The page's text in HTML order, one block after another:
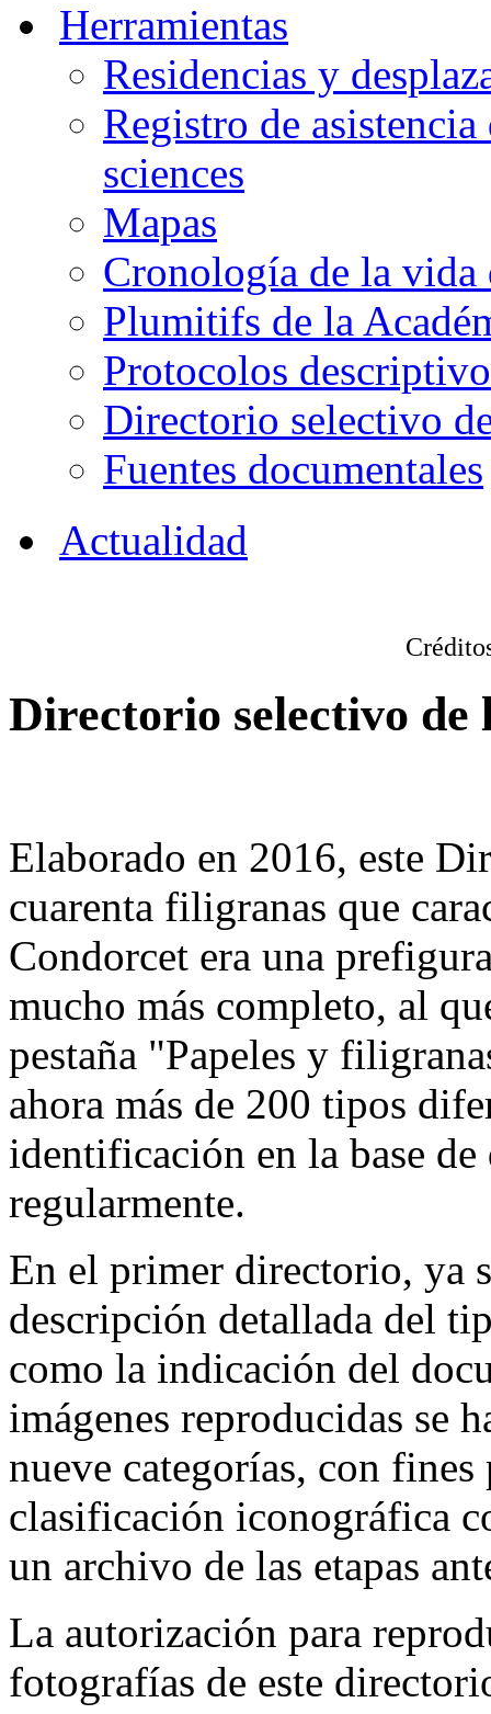
Herramientas
Residencias y
Registro de
sciences
Mapas
Cronología de la vida
Plumitifs de la
Protocolos
Directorio selectivo
Fuentes documentales
Actualidad
Directorio selectivo de
Elaborado en 2016, este
cuarenta filigranas que
Condorcet era una
mucho más completo, al
pestaña "Papeles y
ahora más de 200 tipos
identificación en la base
regularmente.
En el primer directorio, ya
descripción detallada del
como la indicación del
imágenes reproducidas se
nueve categorías, con
clasificación iconográfica
un archivo de las etapas
La autorización para
fotografías de este